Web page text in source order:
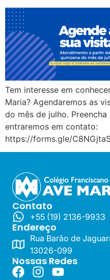
Tem interesse em
Maria? Agendaremos as
do mês de julho.
entraremos em contato:
https://forms.gle/
Contato
+55 (19) 2136-9933
Endereço
Rua Barão de
13026-099
Nossas Redes